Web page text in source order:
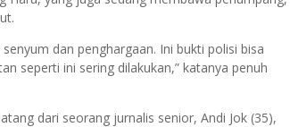
dan penghargaan. Ini bukti polisi bisa
seperti ini sering dilakukan,” katanya penuh
dari seorang jurnalis senior, Andi Jok (35),